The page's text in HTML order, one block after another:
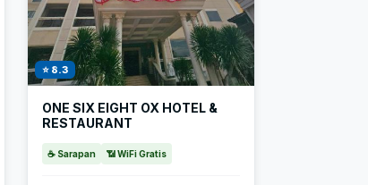
⭐ 8.3
ONE SIX EIGHT OX HOTEL &
RESTAURANT
☕ Sarapan 📶 WiFi Gratis